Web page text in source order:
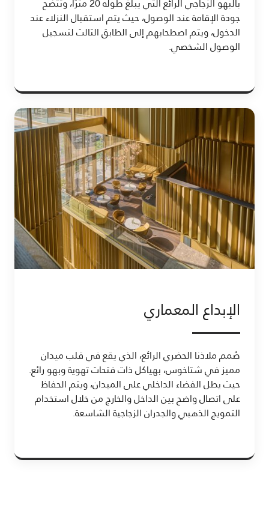
جودة الإقامة عند الوصول، حيث يتم استقبال النزلاء عند
الدخول، ويتم اصطحابهم إلى الطابق الثالث لتسجيل
الوصول الشخصي.
الإبداع المعماري
صُمم ملاذنا الحضري الرائع، الذي يقع في قلب ميدان
مميز في شتاخوس، بهياكل ذات فتحات تهوية وبهو رائع.
حيث يطل الفضاء الداخلي على الميدان، ويتم الحفاظ
على اتصال واضح بين الداخل والخارج من خلال استخدام
التمويج الذهبي والجدران الزجاجية الشاسعة.